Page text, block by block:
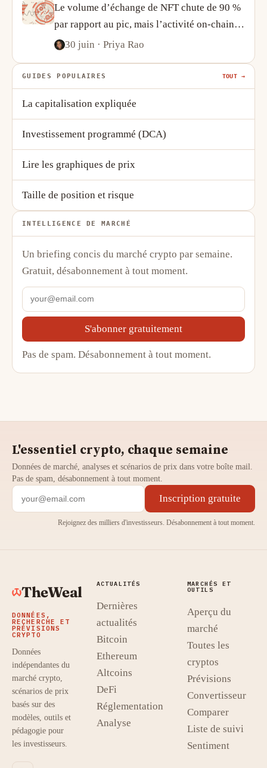
Le volume d’échange de NFT chute de 90 %
par rapport au pic, mais l’activité on-chain
raconte une histoire plus complexe
30 juin · Priya Rao
GUIDES POPULAIRES TOUT →
La capitalisation expliquée
Investissement programmé (DCA)
Lire les graphiques de prix
Taille de position et risque
INTELLIGENCE DE MARCHÉ
Un briefing concis du marché crypto par semaine.
Gratuit, désabonnement à tout moment.
S'abonner gratuitement
Pas de spam. Désabonnement à tout moment.
L'essentiel crypto, chaque semaine
Données de marché, analyses et scénarios de prix dans votre boîte mail.
Pas de spam, désabonnement à tout moment.
Inscription gratuite
Rejoignez des milliers d'investisseurs. Désabonnement à tout moment.
TheWeal
DONNÉES,
RECHERCHE ET
PRÉVISIONS
CRYPTO
Données
indépendantes du
marché crypto,
scénarios de prix
basés sur des
modèles, outils et
pédagogie pour
les investisseurs.
ACTUALITÉS
Dernières
actualités
Bitcoin
Ethereum
Altcoins
DeFi
Réglementation
Analyse
MARCHÉS ET
OUTILS
Aperçu du
marché
Toutes les
cryptos
Prévisions
Convertisseur
Comparer
Liste de suivi
Sentiment